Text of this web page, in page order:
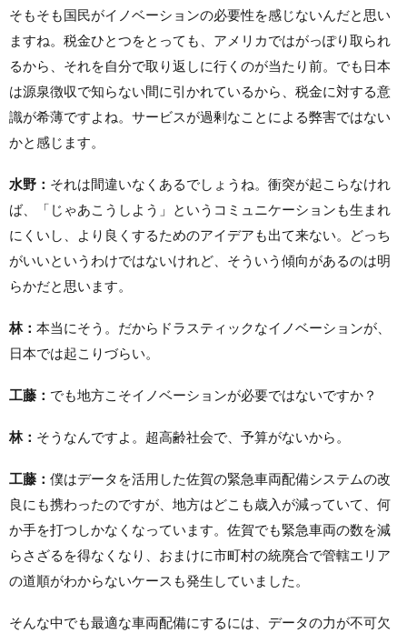
そもそも国民がイノベーションの必要性を感じないんだと思い
ますね。税金ひとつをとっても、アメリカではがっぽり取られ
るから、それを自分で取り返しに行くのが当たり前。でも日本
は源泉徴収で知らない間に引かれているから、税金に対する意
識が希薄ですよね。サービスが過剰なことによる弊害ではない
かと感じます。
水野： それは間違いなくあるでしょうね。衝突が起こらなけれ
ば、「じゃあこうしよう」というコミュニケーションも生まれ
にくいし、より良くするためのアイデアも出て来ない。どっち
がいいというわけではないけれど、そういう傾向があるのは明
らかだと思います。
林： 本当にそう。だからドラスティックなイノベーションが、
日本では起こりづらい。
工藤： でも地方こそイノベーションが必要ではないですか？
林： そうなんですよ。超高齢社会で、予算がないから。
工藤： 僕はデータを活用した佐賀の緊急車両配備システムの改
良にも携わったのですが、地方はどこも歳入が減っていて、何
か手を打つしかなくなっています。佐賀でも緊急車両の数を減
らさざるを得なくなり、おまけに市町村の統廃合で管轄エリア
の道順がわからないケースも発生していました。
そんな中でも最適な車両配備にするには、データの力が不可欠